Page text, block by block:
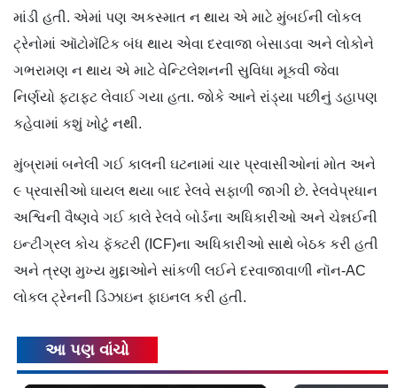
માંડી હતી. એમાં પણ અકસ્માત ન‌ થાય એ માટે મુંબઈની લોકલ
ટ્રેનોમાં ઑટોમૅટિક બંધ થાય એવા દરવાજા બેસાડવા અને લોકોને
ગભરામણ ન થાય એ માટે વે​ન્ટિલેશનની સુવિધા મૂકવી જેવા
નિર્ણયો ફટાફટ લેવાઈ ગયા હતા. જોકે આને રાંડ્યા પછીનું ડહાપણ
કહેવામાં કશું ખોટું નથી.
મુંબ્રામાં બનેલી ગઈ કાલની ઘટનામાં ચાર પ્રવાસીઓનાં મોત અને
૯ પ્રવાસીઓ ઘાયલ થયા બાદ રેલવે સફાળી જાગી છે. રેલવેપ્રધાન
અ​શ્વિની વૈષ્ણવે ગઈ કાલે રેલવે બોર્ડના અધિકારીઓ અને ચેન્નઈની
ઇન્ટીગ્રલ કોચ ફૅક્ટરી (ICF)ના અધિકારીઓ સાથે બેઠક કરી હતી
અને ત્રણ મુખ્ય મુદ્દાઓને સાંકળી લઈને દરવાજાવાળી નૉન-AC
લોકલ ટ્રેનની ​ડિઝાઇન ફાઇનલ કરી હતી.
આ પણ વાંચો